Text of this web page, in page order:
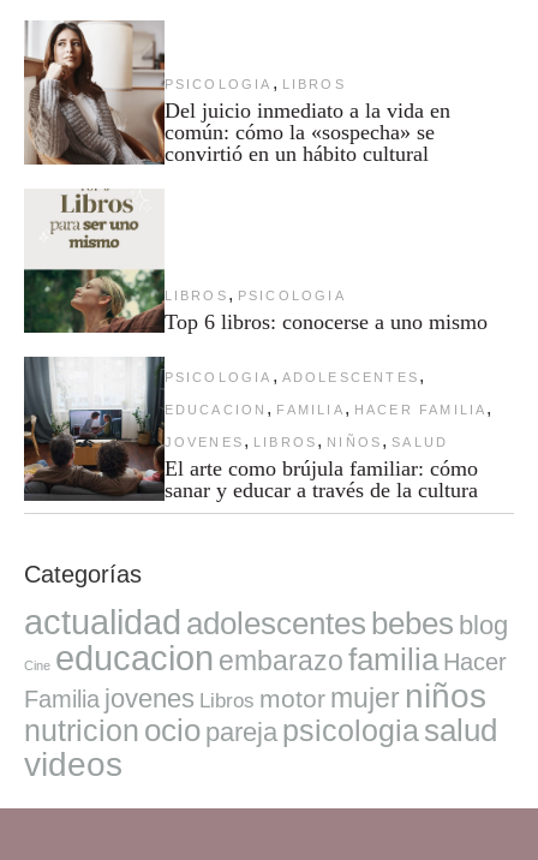
PSICOLOGIA , LIBROS
Del juicio inmediato a la vida en
común: cómo la «sospecha» se
convirtió en un hábito cultural
LIBROS , PSICOLOGIA
Top 6 libros: conocerse a uno mismo
PSICOLOGIA , ADOLESCENTES ,
EDUCACION , FAMILIA , HACER FAMILIA ,
JOVENES , LIBROS , NIÑOS , SALUD
El arte como brújula familiar: cómo
sanar y educar a través de la cultura
Categorías
actualidad adolescentes bebes blog
Cine educacion embarazofamilia Hacer
Familia jovenes Libros motor mujer niños
nutricion ocio pareja psicologiasalud
videos